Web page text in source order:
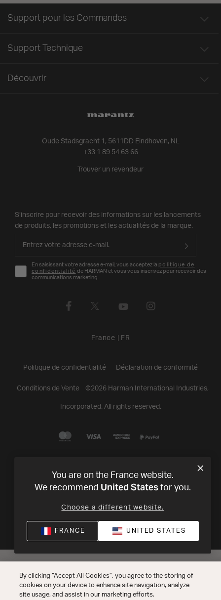
Oude Stadsgracht 1, 5611DD Eindhoven, NL
+33 1 89 54 63 66
Trouver un revendeur
Support pour les Commandes
Support Technique
Découvrir
S’inscrire pour recevoir des informations sur les lancements
de produits, les promotions et les actualités de la marque.
En saisissant votre adresse e-mail, vous acceptez la politique de
confidentialité de HARMAN et vous vous inscrivez pour recevoir des
communications marketing.
France FR
Politique de confidentialité Déclaration de conformité
Conditions de Vente ©2026Harman International Industries,
Incorporated. All rights reserved.
You are on the France website.
We recommend United States for you.
Choose a different website.
FRANCE UNITED STATES
By clicking “Accept All Cookies”, you agree to the storing of
cookies on your device to enhance site navigation, analyze
site usage, and assist in our marketing efforts.